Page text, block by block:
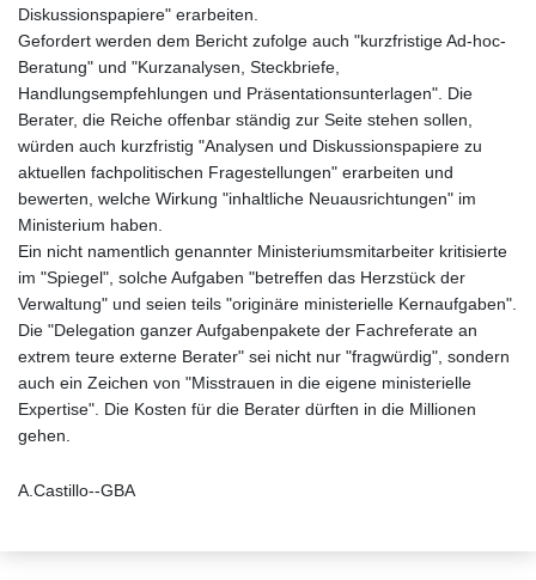
Diskussionspapiere" erarbeiten.
Gefordert werden dem Bericht zufolge auch "kurzfristige Ad-hoc-
Beratung" und "Kurzanalysen, Steckbriefe,
Handlungsempfehlungen und Präsentationsunterlagen". Die
Berater, die Reiche offenbar ständig zur Seite stehen sollen,
würden auch kurzfristig "Analysen und Diskussionspapiere zu
aktuellen fachpolitischen Fragestellungen" erarbeiten und
bewerten, welche Wirkung "inhaltliche Neuausrichtungen" im
Ministerium haben.
Ein nicht namentlich genannter Ministeriumsmitarbeiter kritisierte
im "Spiegel", solche Aufgaben "betreffen das Herzstück der
Verwaltung" und seien teils "originäre ministerielle Kernaufgaben".
Die "Delegation ganzer Aufgabenpakete der Fachreferate an
extrem teure externe Berater" sei nicht nur "fragwürdig", sondern
auch ein Zeichen von "Misstrauen in die eigene ministerielle
Expertise". Die Kosten für die Berater dürften in die Millionen
gehen.
A.Castillo--GBA